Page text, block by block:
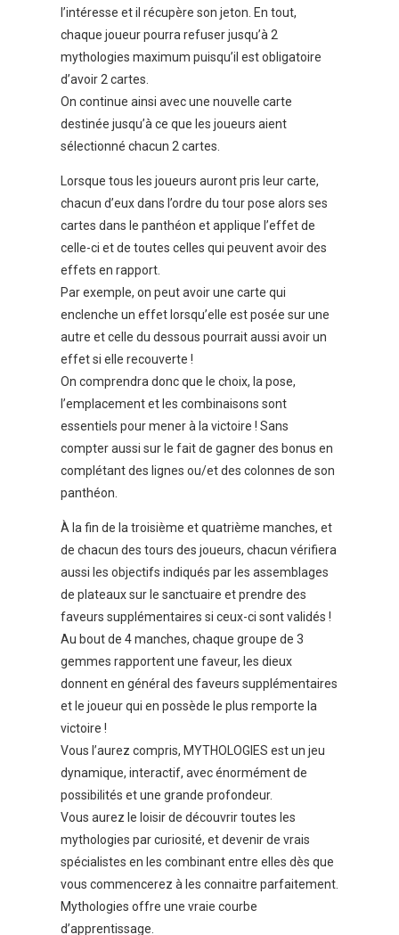
l’intéresse et il récupère son jeton. En tout,
chaque joueur pourra refuser jusqu’à 2
mythologies maximum puisqu’il est obligatoire
d’avoir 2 cartes.
On continue ainsi avec une nouvelle carte
destinée jusqu’à ce que les joueurs aient
sélectionné chacun 2 cartes.
Lorsque tous les joueurs auront pris leur carte,
chacun d’eux dans l’ordre du tour pose alors ses
cartes dans le panthéon et applique l’effet de
celle-ci et de toutes celles qui peuvent avoir des
effets en rapport.
Par exemple, on peut avoir une carte qui
enclenche un effet lorsqu’elle est posée sur une
autre et celle du dessous pourrait aussi avoir un
effet si elle recouverte !
On comprendra donc que le choix, la pose,
l’emplacement et les combinaisons sont
essentiels pour mener à la victoire ! Sans
compter aussi sur le fait de gagner des bonus en
complétant des lignes ou/et des colonnes de son
panthéon.
À la fin de la troisième et quatrième manches, et
de chacun des tours des joueurs, chacun vérifiera
aussi les objectifs indiqués par les assemblages
de plateaux sur le sanctuaire et prendre des
faveurs supplémentaires si ceux-ci sont validés !
Au bout de 4 manches, chaque groupe de 3
gemmes rapportent une faveur, les dieux
donnent en général des faveurs supplémentaires
et le joueur qui en possède le plus remporte la
victoire !
Vous l’aurez compris, MYTHOLOGIES est un jeu
dynamique, interactif, avec énormément de
possibilités et une grande profondeur.
Vous aurez le loisir de découvrir toutes les
mythologies par curiosité, et devenir de vrais
spécialistes en les combinant entre elles dès que
vous commencerez à les connaitre parfaitement.
Mythologies offre une vraie courbe
d’apprentissage.